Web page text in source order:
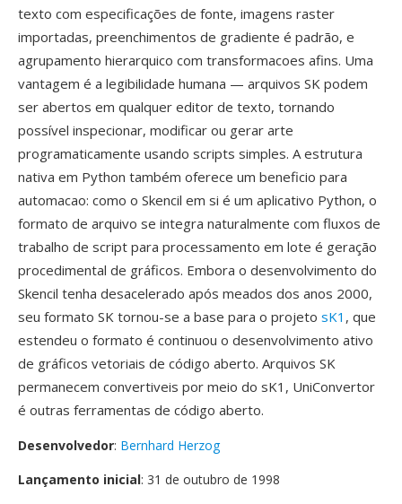
texto com especificações de fonte, imagens raster
importadas, preenchimentos de gradiente é padrão, e
agrupamento hierarquico com transformacoes afins. Uma
vantagem é a legibilidade humana — arquivos SK podem
ser abertos em qualquer editor de texto, tornando
possível inspecionar, modificar ou gerar arte
programaticamente usando scripts simples. A estrutura
nativa em Python também oferece um beneficio para
automacao: como o Skencil em si é um aplicativo Python, o
formato de arquivo se integra naturalmente com fluxos de
trabalho de script para processamento em lote é geração
procedimental de gráficos. Embora o desenvolvimento do
Skencil tenha desacelerado após meados dos anos 2000,
seu formato SK tornou-se a base para o projeto sK1 , que
estendeu o formato é continuou o desenvolvimento ativo
de gráficos vetoriais de código aberto. Arquivos SK
permanecem convertiveis por meio do sK1, UniConvertor
é outras ferramentas de código aberto.
Desenvolvedor: Bernhard Herzog
Lançamento inicial: 31 de outubro de 1998